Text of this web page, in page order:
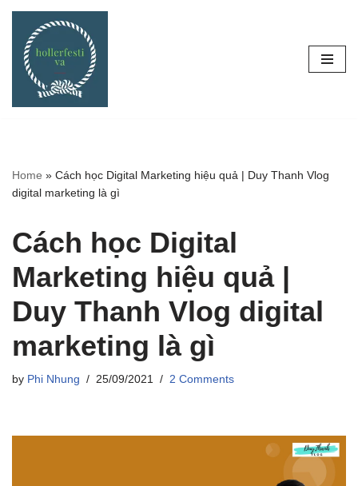
Skip
content
Home » Cách học Digital Marketing hiệu quả | Duy Thanh Vlog
digital marketing là gì
Cách học Digital
Marketing hiệu quả |
Duy Thanh Vlog digital
marketing là gì
by Phi Nhung 25/09/2021 2 Comments